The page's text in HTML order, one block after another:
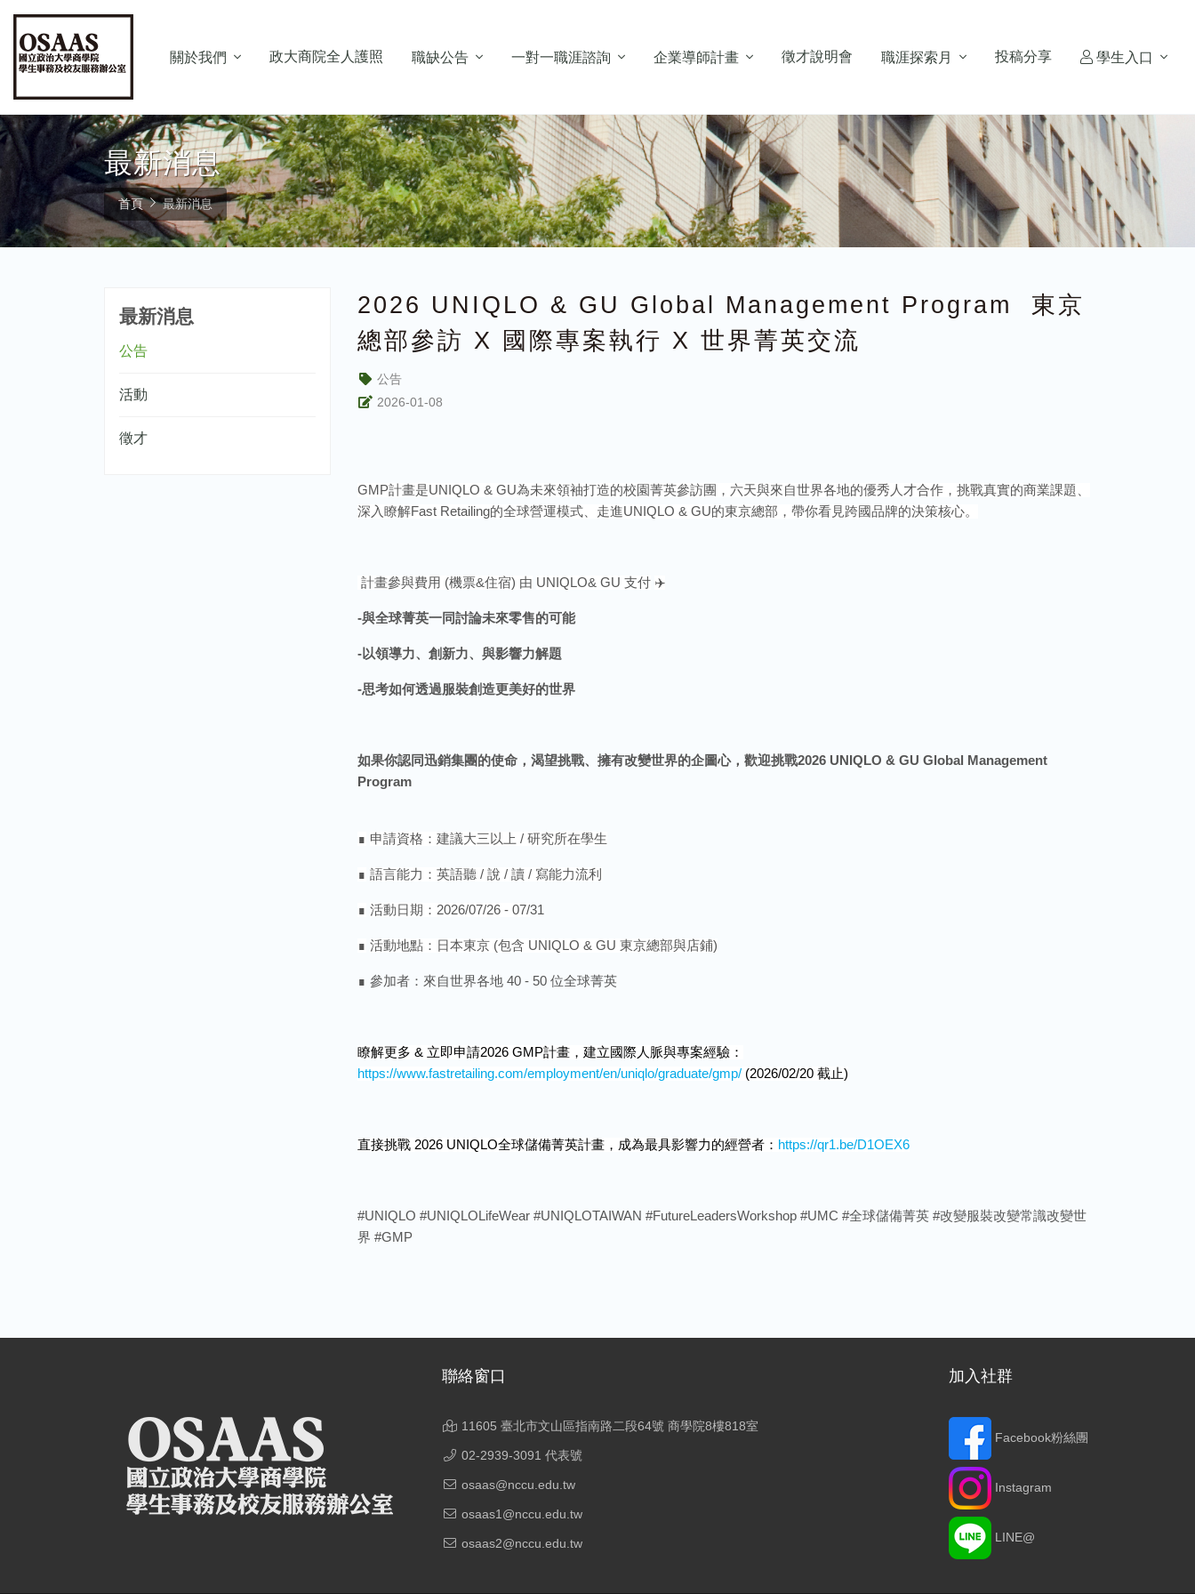
關於我們 政大商院全人護照 職缺公告 一對一職涯諮詢 企業導師計畫 徵才說明會 職涯探索月 投稿分享 學生入口
最新消息
首頁 最新消息
最新消息
公告
活動
徵才
2026 UNIQLO & GU Global Management Program 東京
總部參訪 X 國際專案執行 X 世界菁英交流
公告
2026-01-08
GMP計畫是UNIQLO & GU為未來領袖打造的校園菁英參訪團，六天與來自世界各地的優秀人才合作，挑戰真實的商業課題、
深入瞭解Fast Retailing的全球營運模式、走進UNIQLO & GU的東京總部，帶你看見跨國品牌的決策核心。
計畫參與費用 (機票&住宿) 由 UNIQLO& GU 支付 ✈
-與全球菁英一同討論未來零售的可能
-以領導力、創新力、與影響力解題
-思考如何透過服裝創造更美好的世界
如果你認同迅銷集團的使命，渴望挑戰、擁有改變世界的企圖心，歡迎挑戰2026 UNIQLO & GU Global Management
Program
∎ 申請資格：建議大三以上 / 研究所在學生
∎ 語言能力：英語聽 / 說 / 讀 / 寫能力流利
∎ 活動日期： 2026/07/26 - 07/31
∎ 活動地點：日本東京 (包含 UNIQLO & GU 東京總部與店鋪)
∎ 參加者：來自世界各地 40 - 50 位全球菁英
瞭解更多 & 立即申請2026 GMP計畫，建立國際人脈與專案經驗：
https://www.fastretailing.com/employment/en/uniqlo/graduate/gmp/ (2026/02/20 截止)
直接挑戰 2026 UNIQLO全球儲備菁英計畫，成為最具影響力的經營者： https://qr1.be/D1OEX6
#UNIQLO #UNIQLOLifeWear #UNIQLOTAIWAN #FutureLeadersWorkshop #UMC #全球儲備菁英 #改變服裝改變常識改變世
界 #GMP
聯絡窗口
11605 臺北市文山區指南路二段64號 商學院8樓818室
02-2939-3091 代表號
osaas@nccu.edu.tw
osaas1@nccu.edu.tw
osaas2@nccu.edu.tw
加入社群
Facebook粉絲團
Instagram
LINE@